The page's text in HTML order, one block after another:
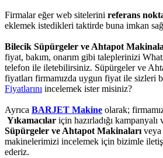
Firmalar eğer web sitelerini referans
eklemek istedikleri taktirde buna imkan
Bilecik Süpürgeler ve Ahtapot
fiyat, bakım, onarım gibi taleplerinizi
telefon ile iletebilirsiniz. Süpürgeler ve
fiyatları firmamızda uygun fiyat ile sizleri
Fiyatlarını incelemek ister misiniz?
Ayrıca BARJET Makine olarak;
Yıkamacılar için hazırladığı
Süpürgeler ve Ahtapot Makinalarıveya
makinelerimizi incelemek için bizimle
ederiz.